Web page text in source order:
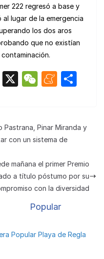
222 regresó a base y
al lugar de la emergencia
los dos aros
que no existían
Bl
y
X
W
h
at
M
e
a
m
e
p
tir
Pastrana, Pinar Miranda y
con un sistema de
mañana el primer Premio
a título póstumo por su
con la diversidad
Popular